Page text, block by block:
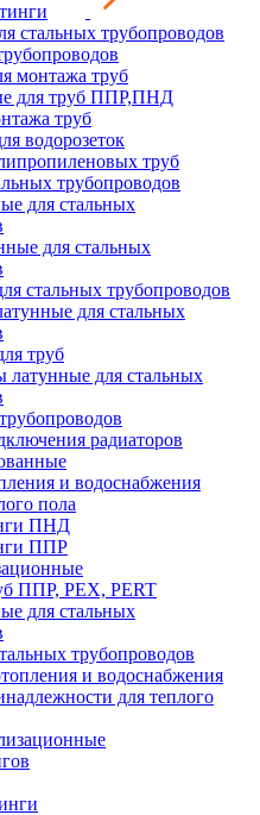
стальных трубопроводов
монтажа труб
для труб ППР,ПНД
труб
водорозеток
труб
трубопроводов
для стальных
для стальных
стальных трубопроводов
для стальных
труб
латунные для стальных
радиаторов
и водоснабжения
пола
ПНД
ППР
ППР, PEX, PERT
для стальных
трубопроводов
и водоснабжения
для теплого